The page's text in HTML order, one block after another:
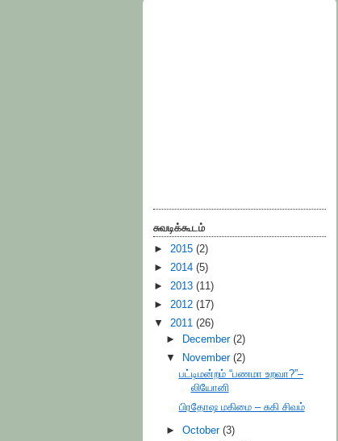
சுவடிக்கூடம்
► 2015 (2)
► 2014 (5)
► 2013 (11)
► 2012 (17)
▼ 2011 (26)
►
December(2)
▼
November(2)
பட்டிமன்றம் “பணமா உறவா?”–
லியோனி
பிரதோஷ மகிமை – சுகி சிவம்
►October(3)